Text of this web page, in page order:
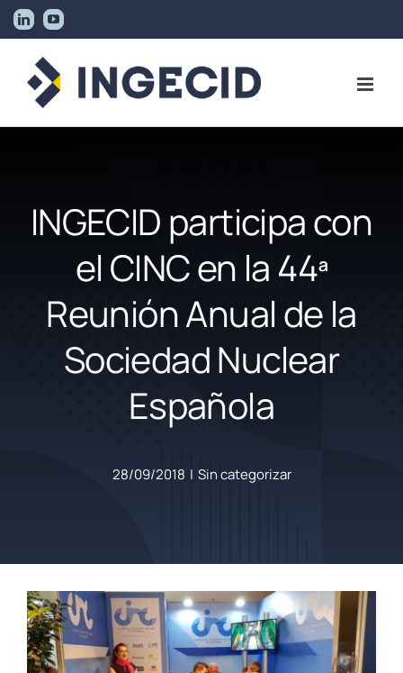
Skip
to
content
LinkedInYouTube
INGECID participa con
el CINC en la 44ª
Reunión Anual de la
Sociedad Nuclear
Española
28/09/2018 | Sin categorizar